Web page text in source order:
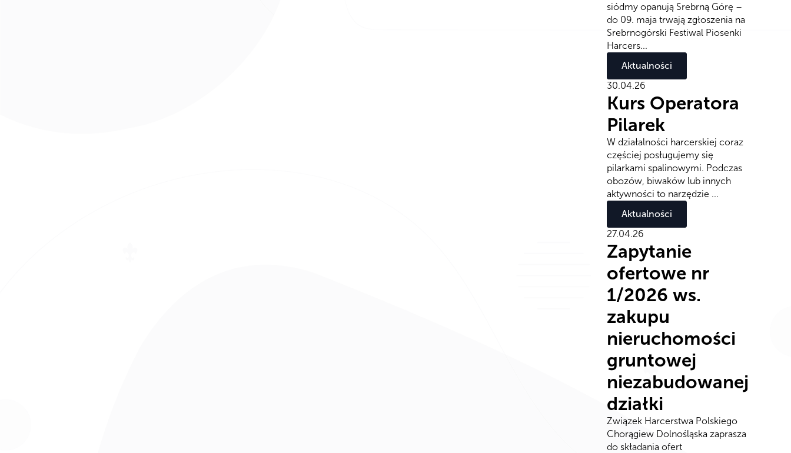
siódmy opanują Srebrną Górę –
do 09. maja trwają zgłoszenia na
Srebrnogórski Festiwal Piosenki
Harcers...
Aktualności
30.04.26
Kurs Operatora
Pilarek
W działalności harcerskiej coraz
częściej posługujemy się
pilarkami spalinowymi. Podczas
obozów, biwaków lub innych
aktywności to narzędzie ...
Aktualności
27.04.26
Zapytanie
ofertowe nr
1/2026 ws.
zakupu
nieruchomości
gruntowej
niezabudowanej
działki
Związek Harcerstwa Polskiego
Chorągiew Dolnośląska zaprasza
do składania ofert